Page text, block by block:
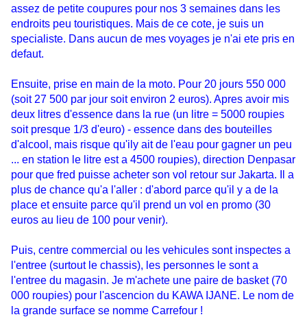
assez de petite coupures pour nos 3 semaines dans les
endroits peu touristiques. Mais de ce cote, je suis un
specialiste. Dans aucun de mes voyages je n'ai ete pris en
defaut.
Ensuite, prise en main de la moto. Pour 20 jours 550 000
(soit 27 500 par jour soit environ 2 euros). Apres avoir mis
deux litres d'essence dans la rue (un litre = 5000 roupies
soit presque 1/3 d'euro) - essence dans des bouteilles
d'alcool, mais risque qu'ily ait de l'eau pour gagner un peu
... en station le litre est a 4500 roupies), direction Denpasar
pour que fred puisse acheter son vol retour sur Jakarta. Il a
plus de chance qu'a l'aller : d'abord parce qu'il y a de la
place et ensuite parce qu'il prend un vol en promo (30
euros au lieu de 100 pour venir).
Puis, centre commercial ou les vehicules sont inspectes a
l'entree (surtout le chassis), les personnes le sont a
l'entree du magasin. Je m'achete une paire de basket (70
000 roupies) pour l'ascencion du KAWA IJANE. Le nom de
la grande surface se nomme Carrefour !